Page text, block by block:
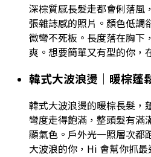
深棕質感長髮走都會俐落風
張雜誌感的照片。顏色低調
微彎不死板。長度落在胸下
爽。想要簡單又有型的你，
韓式大波浪燙｜暖棕蓬
韓式大波浪燙的暖棕長髮，
彎度走得飽滿，整頭髮有滿
顯氣色。戶外光一照層次都
大波浪的你，Hi 會幫你抓最